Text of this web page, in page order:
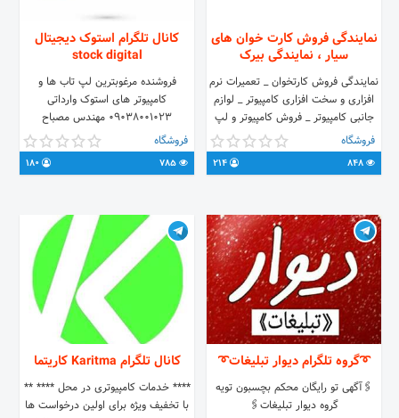
نمایندگی فروش کارت خوان های
سیار ، نمایندگی بیرک
نمایندگی فروش کارتخوان _ تعمیرات نرم
افزاری و سخت افزاری کامپیوتر _ لوازم
جانبی کامپیوتر _ فروش کامپیوتر و لپ
تاب
فروشگاه
کانال تلگرام استوک دیجیتال
stock digital
فروشنده مرغوبترین لپ تاب ها و
کامپیوتر های استوک وارداتی
09038001023 مهندس مصباح
بااطمینان استوک بخرید.ما ضمانت
میکنیم
فروشگاه
➰گروه تلگرام دیوار تبلیغات➰
🖇آگهی تو رایگان محکم بچسبون تویه
گروه دیوار تبلیغات🖇
کانال تلگرام Karitma كاريتما
**** خدمات کامپیوتری در محل **** **
با تخفیف ویژه برای اولین درخواست ها